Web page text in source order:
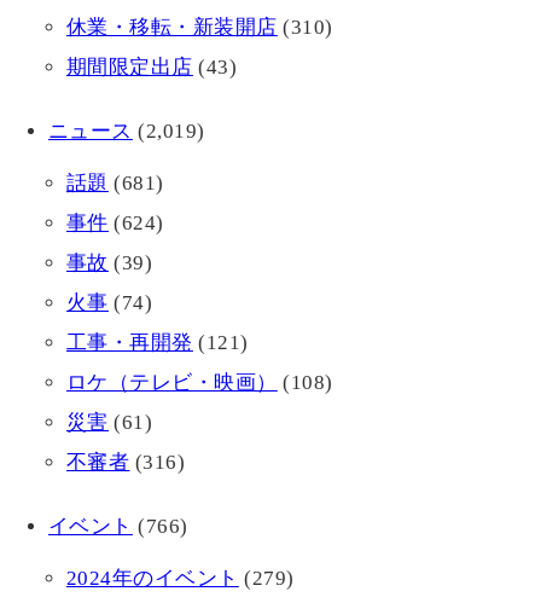
休業・移転・新装開店 (310)
期間限定出店 (43)
ニュース (2,019)
話題 (681)
事件 (624)
事故 (39)
火事 (74)
工事・再開発 (121)
ロケ（テレビ・映画）
(108)
災害 (61)
不審者 (316)
イベント (766)
2024年のイベント (279)